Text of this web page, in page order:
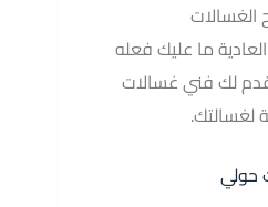
الغسالات
ما عليك فعله
لك فني غسالات
لغسالتك.
حولي